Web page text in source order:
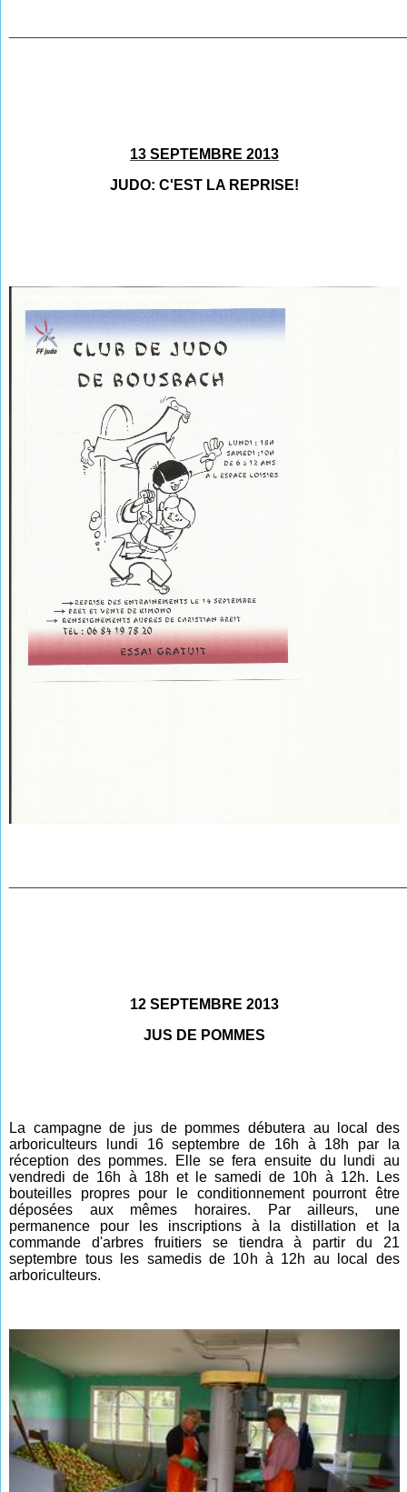
13 SEPTEMBRE 2013
JUDO: C'EST LA REPRISE!
12 SEPTEMBRE 2013
JUS DE POMMES
La campagne de jus de pommes débutera au local des
arboriculteurs lundi 16 septembre de 16h à 18h par la
réception des pommes. Elle se fera ensuite du lundi au
vendredi de 16h à 18h et le samedi de 10h à 12h. Les
bouteilles propres pour le conditionnement pourront être
déposées aux mêmes horaires. Par ailleurs, une
permanence pour les inscriptions à la distillation et la
commande d'arbres fruitiers se tiendra à partir du 21
septembre tous les samedis de 10h à 12h au local des
arboriculteurs.